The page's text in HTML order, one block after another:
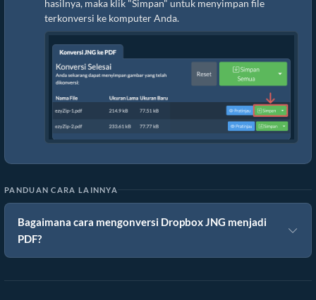
hasilnya, maka klik "Simpan" untuk menyimpan file
terkonversi ke komputer Anda.
PANDUAN CARA LAINNYA
Bagaimana cara mengonversi Dropbox JNG menjadi
PDF?